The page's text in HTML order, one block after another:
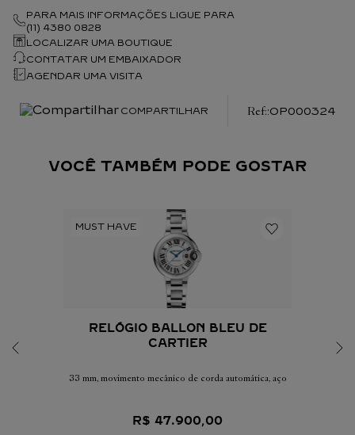
PARA MAIS INFORMAÇÕES LIGUE PARA
(11) 4380 0828
LOCALIZAR UMA BOUTIQUE
CONTATAR UM EMBAIXADOR
AGENDAR UMA VISITA
COMPARTILHAR :OP000324
VOCÊ TAMBÉM PODE GOSTAR
RELÓGIO BALLON BLEU DE
CARTIER
33 mm, movimento mecânico de corda automática, aço
R$ 47.900,00